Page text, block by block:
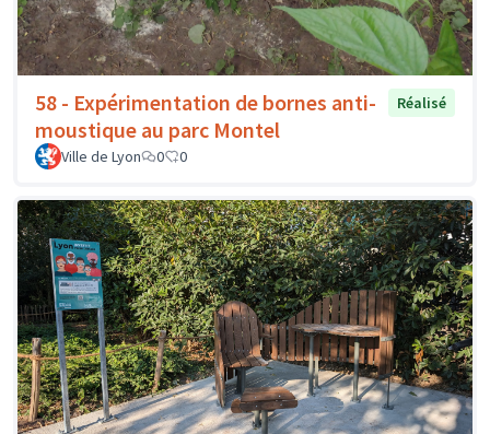
58 - Expérimentation de bornes anti-
moustique au parc Montel
Réalisé
Ville de Lyon 0 0